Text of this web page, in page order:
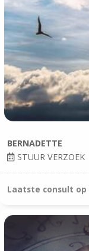
BERNADETTE
STUUR VERZOEK
Laatste consult op